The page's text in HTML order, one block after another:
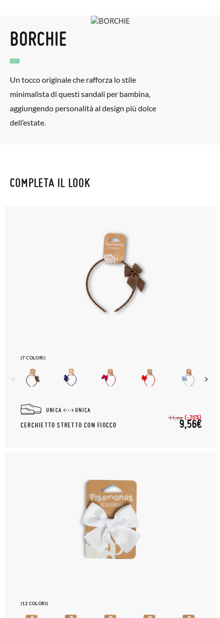
BORCHIE
Un tocco originale che rafforza lo stile
minimalista di questi sandali per bambina,
aggiungendo personalità al design più dolce
dell’estate.
COMPLETA IL LOOK
(7 COLORI)
UNICA UNICA
CERCHIETTO STRETTO CON FIOCCO
11,95€ (-20%)
9,56€
(12 COLORI)